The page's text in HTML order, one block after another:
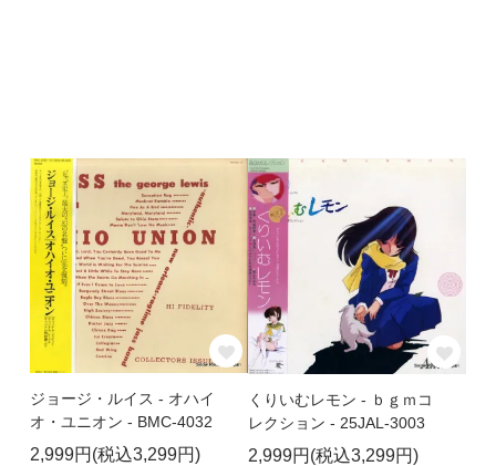
ジョージ・ルイス - オハイ
オ・ユニオン - BMC-4032
2,999円(税込3,299円)
くりいむレモン - ｂｇｍコ
レクション - 25JAL-3003
2,999円(税込3,299円)